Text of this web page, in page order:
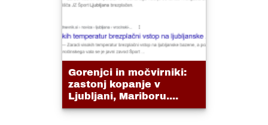
Gorenjci in močvirniki:
zastonj kopanje v
Ljubljani, Mariboru....